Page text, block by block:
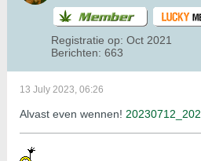
Registratie op: Oct 2021
Berichten: 663
13 July 2023, 06:26
Alvast even wennen!